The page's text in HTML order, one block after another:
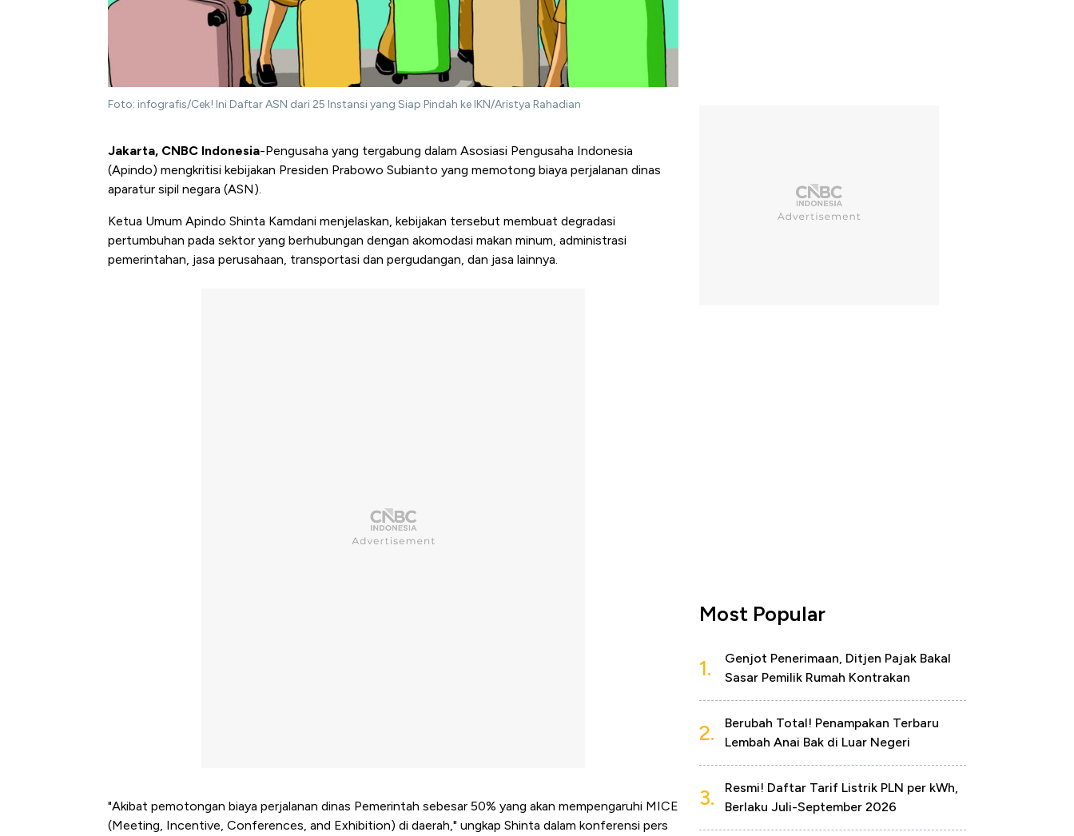
Foto: infografis/Cek! Ini Daftar ASN dari 25 Instansi yang Siap Pindah ke IKN/Aristya Rahadian
Jakarta, CNBC Indonesia-Pengusaha yang tergabung dalam Asosiasi Pengusaha Indonesia
(Apindo) mengkritisi kebijakan Presiden Prabowo Subianto yang memotong biaya perjalanan dinas
aparatur sipil negara (ASN).
Ketua Umum Apindo Shinta Kamdani menjelaskan, kebijakan tersebut membuat degradasi
pertumbuhan pada sektor yang berhubungan dengan akomodasi makan minum, administrasi
pemerintahan, jasa perusahaan, transportasi dan pergudangan, dan jasa lainnya.
"Akibat pemotongan biaya perjalanan dinas Pemerintah sebesar 50% yang akan mempengaruhi MICE
(Meeting, Incentive, Conferences, and Exhibition) di daerah," ungkap Shinta dalam konferensi pers
Most Popular
1.
Genjot Penerimaan, Ditjen Pajak Bakal
Sasar Pemilik Rumah Kontrakan
2.
Berubah Total! Penampakan Terbaru
Lembah Anai Bak di Luar Negeri
3.
Resmi! Daftar Tarif Listrik PLN per kWh,
Berlaku Juli-September 2026